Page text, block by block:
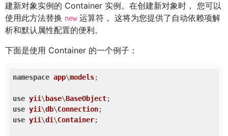
建新对象实例的 Container 实例。在创建新对象时， 您可以
使用此方法替换 new运算符， 这将为您提供了自动依赖项解
析和默认属性配置的便利。
下面是使用 Container 的一个例子：
namespace app\models;
use yii\ base\BaseObject
use yii\db\Connection
use yii\di\Container;